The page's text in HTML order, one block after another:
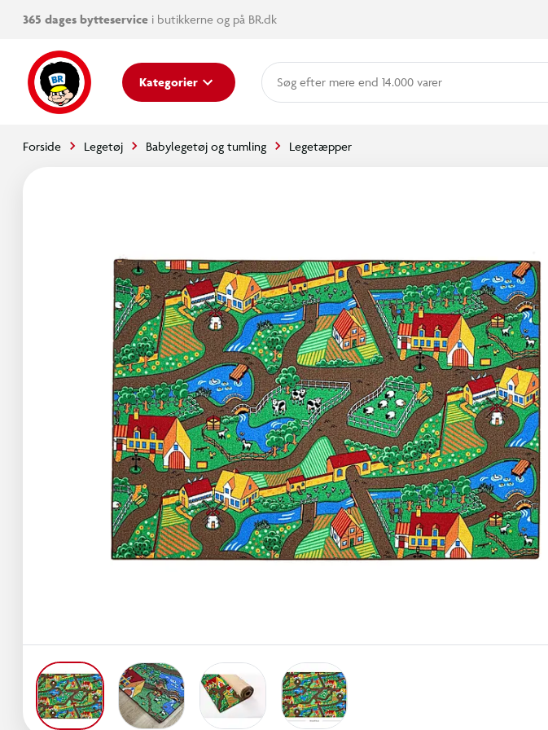
365 dages bytteservice i butikkerne og på BR.dk
Kategorier
mere end 14.000 varer
Forside Legetøj Babylegetøj og tumling Legetæpper